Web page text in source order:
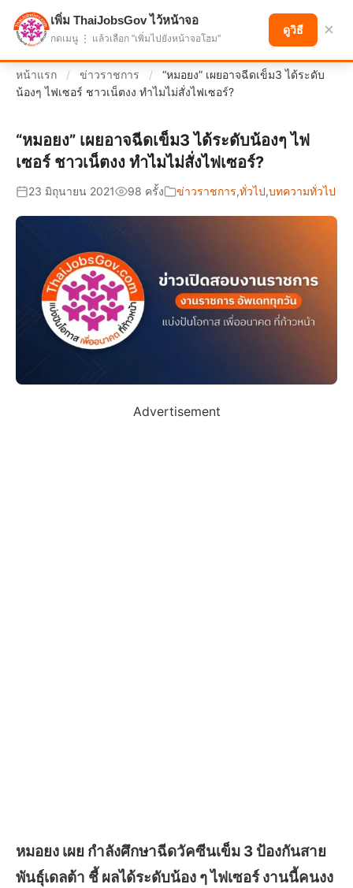
แบ่งปันโอกาส เพื่ออนาคตที่ก้าวหน้า
หน้าแรก / ข่าวราชการ /
“หมอยง” เผยอาจฉีดเข็ม3 ได้ระดับ
น้องๆ ไฟเซอร์ ชาวเน็ตงง ทำไมไม่สั่งไฟเซอร์?
“หมอยง” เผยอาจฉีดเข็ม3 ได้ระดับน้องๆ ไฟ
เซอร์ ชาวเน็ตงง ทำไมไม่สั่งไฟเซอร์?
23 มิถุนายน 2021 98 ครั้ง ข่าวราชการ,ทั่วไป,บทความทั่วไป
Advertisement
หมอยง เผย กำลังศึกษาฉีดวัคซีนเข็ม 3 ป้องกันสาย
พันธุ์เดลต้า ชี้ ผลได้ระดับน้อง ๆ ไฟเซอร์ งานนี้คนงง
เพิ่ม ThaiJobsGov ไว้หน้าจอ
กดเมนู ⋮ แล้วเลือก "เพิ่มไปยังหน้าจอโฮม"
ดูวิธี ×